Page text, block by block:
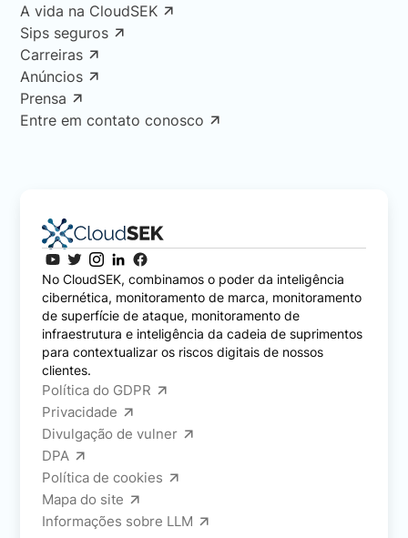
A vida na CloudSEK
Sips seguros
Carreiras
Anúncios
Prensa
Entre em contato conosco
No CloudSEK, combinamos o poder da inteligência
cibernética, monitoramento de marca, monitoramento
de superfície de ataque, monitoramento de
infraestrutura e inteligência da cadeia de suprimentos
para contextualizar os riscos digitais de nossos
clientes.
Política do GDPR
Privacidade
Divulgação de vulner
DPA
Política de cookies
Mapa do site
Informações sobre LLM